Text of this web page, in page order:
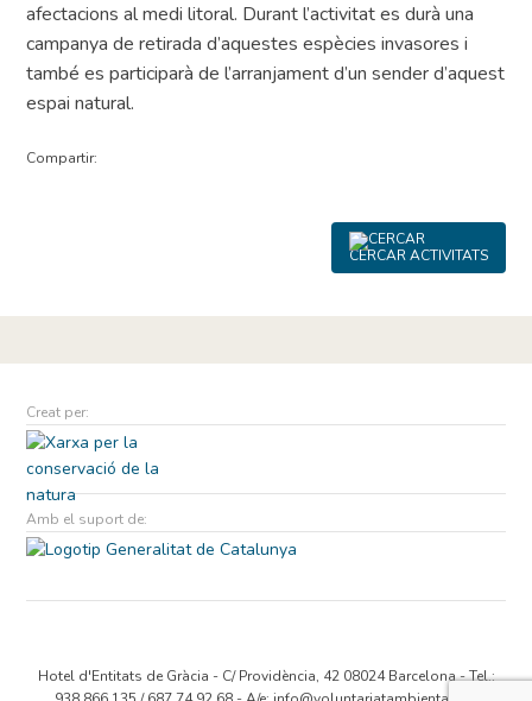
afectacions al medi litoral. Durant l’activitat es durà una
campanya de retirada d’aquestes espècies invasores i
també es participarà de l’arranjament d’un sender d’aquest
espai natural.
Compartir:
CERCAR ACTIVITATS
Creat per:
Amb el suport de:
Hotel d'Entitats de Gràcia - C/ Providència, 42 08024 Barcelona - Tel.: